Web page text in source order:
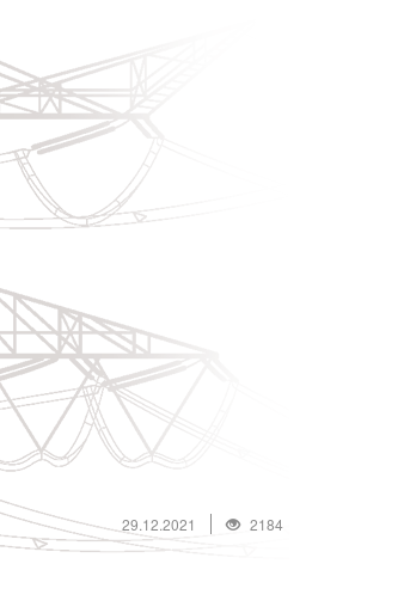
29.12.2021 2184